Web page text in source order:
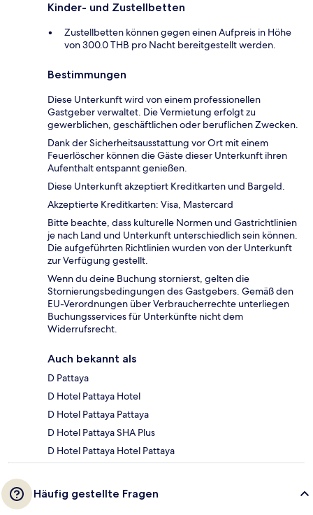
Kinder- und Zustellbetten
Zustellbetten können gegen einen Aufpreis in Höhe
von 300.0 THB pro Nacht bereitgestellt werden.
Bestimmungen
Diese Unterkunft wird von einem professionellen
Gastgeber verwaltet. Die Vermietung erfolgt zu
gewerblichen, geschäftlichen oder beruflichen Zwecken.
Dank der Sicherheitsausstattung vor Ort mit einem
Feuerlöscher können die Gäste dieser Unterkunft ihren
Aufenthalt entspannt genießen.
Diese Unterkunft akzeptiert Kreditkarten und Bargeld.
Akzeptierte Kreditkarten: Visa, Mastercard
Bitte beachte, dass kulturelle Normen und Gastrichtlinien
je nach Land und Unterkunft unterschiedlich sein können.
Die aufgeführten Richtlinien wurden von der Unterkunft
zur Verfügung gestellt.
Wenn du deine Buchung stornierst, gelten die
Stornierungsbedingungen des Gastgebers. Gemäß den
EU-Verordnungen über Verbraucherrechte unterliegen
Buchungsservices für Unterkünfte nicht dem
Widerrufsrecht.
Auch bekannt als
D Pattaya
D Hotel Pattaya Hotel
D Hotel Pattaya Pattaya
D Hotel Pattaya SHA Plus
D Hotel Pattaya Hotel Pattaya
Häufig gestellte Fragen